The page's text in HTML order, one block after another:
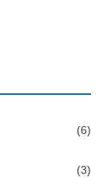
(6)
(3)